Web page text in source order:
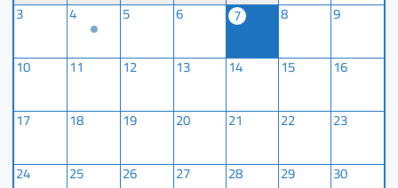
3 4 5 6 7 8 9
10 11 12 13 14 15 16
17 18 19 20 21 22 23
24 25 26 27 28 29 30